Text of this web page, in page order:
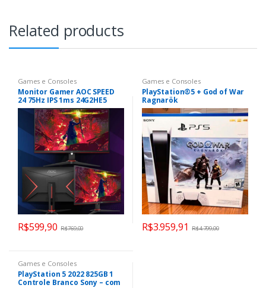
Related products
Games e Consoles
Monitor Gamer AOC SPEED
24 75Hz IPS 1ms 24G2HE5
R$599,90 R$769,00
Games e Consoles
PlayStation®5 + God of War
Ragnarök
R$3.959,91 R$4.799,00
Games e Consoles
PlayStation 5 2022 825GB 1
Controle Branco Sony – com